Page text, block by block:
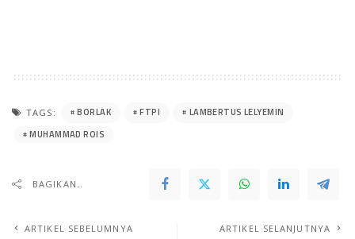
TAGS: BORLAK FTPI
LAMBERTUS LELYEMIN
MUHAMMAD ROIS
BAGIKAN..
ARTIKEL SEBELUMNYA ARTIKEL SELANJUTNYA